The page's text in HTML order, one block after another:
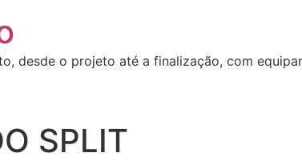
desde o projeto até a finalização, com
SPLIT